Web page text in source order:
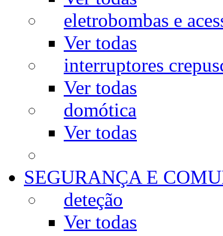
eletrobombas e
Ver todas
interruptores
Ver todas
domótica
Ver todas
SEGURANÇA E
deteção
Ver todas